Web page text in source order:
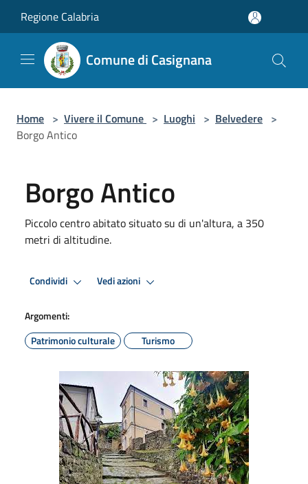
Regione Calabria
Comune di Casignana
Home > Vivere il Comune > Luoghi > Belvedere >
Borgo Antico
Borgo Antico
Piccolo centro abitato situato su di un'altura, a 350
metri di altitudine.
Condividi Vedi azioni
Argomenti:
Patrimonio culturale
Turismo